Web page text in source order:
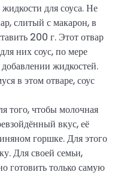
для соуса. Не
слитый с макарон, в
200 г. Этот отвар
них соус, по мере
жидкостей.
в этом отваре, соус
того, чтобы молочная
вкус, её
горшке. Для этого
Для своей семьи,
готовить только самую